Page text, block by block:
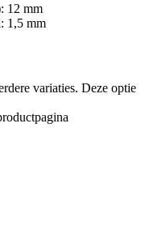
12 mm
1,5 mm
variaties. Deze optie